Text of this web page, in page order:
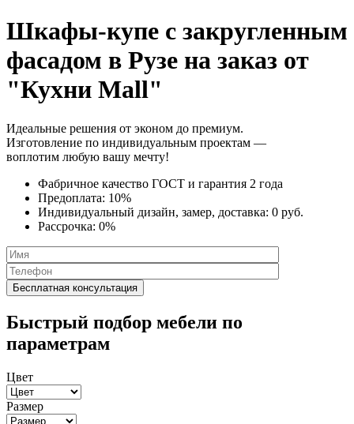
Шкафы-купе с закругленным
фасадом в Рузе на заказ от
"Кухни Mall"
Идеальные решения от эконом до премиум.
Изготовление по индивидуальным проектам —
воплотим любую вашу мечту!
Фабричное качество ГОСТ и гарантия 2 года
Предоплата: 10%
Индивидуальный дизайн, замер, доставка: 0 руб.
Рассрочка: 0%
Быстрый подбор мебели по
параметрам
Цвет
Размер